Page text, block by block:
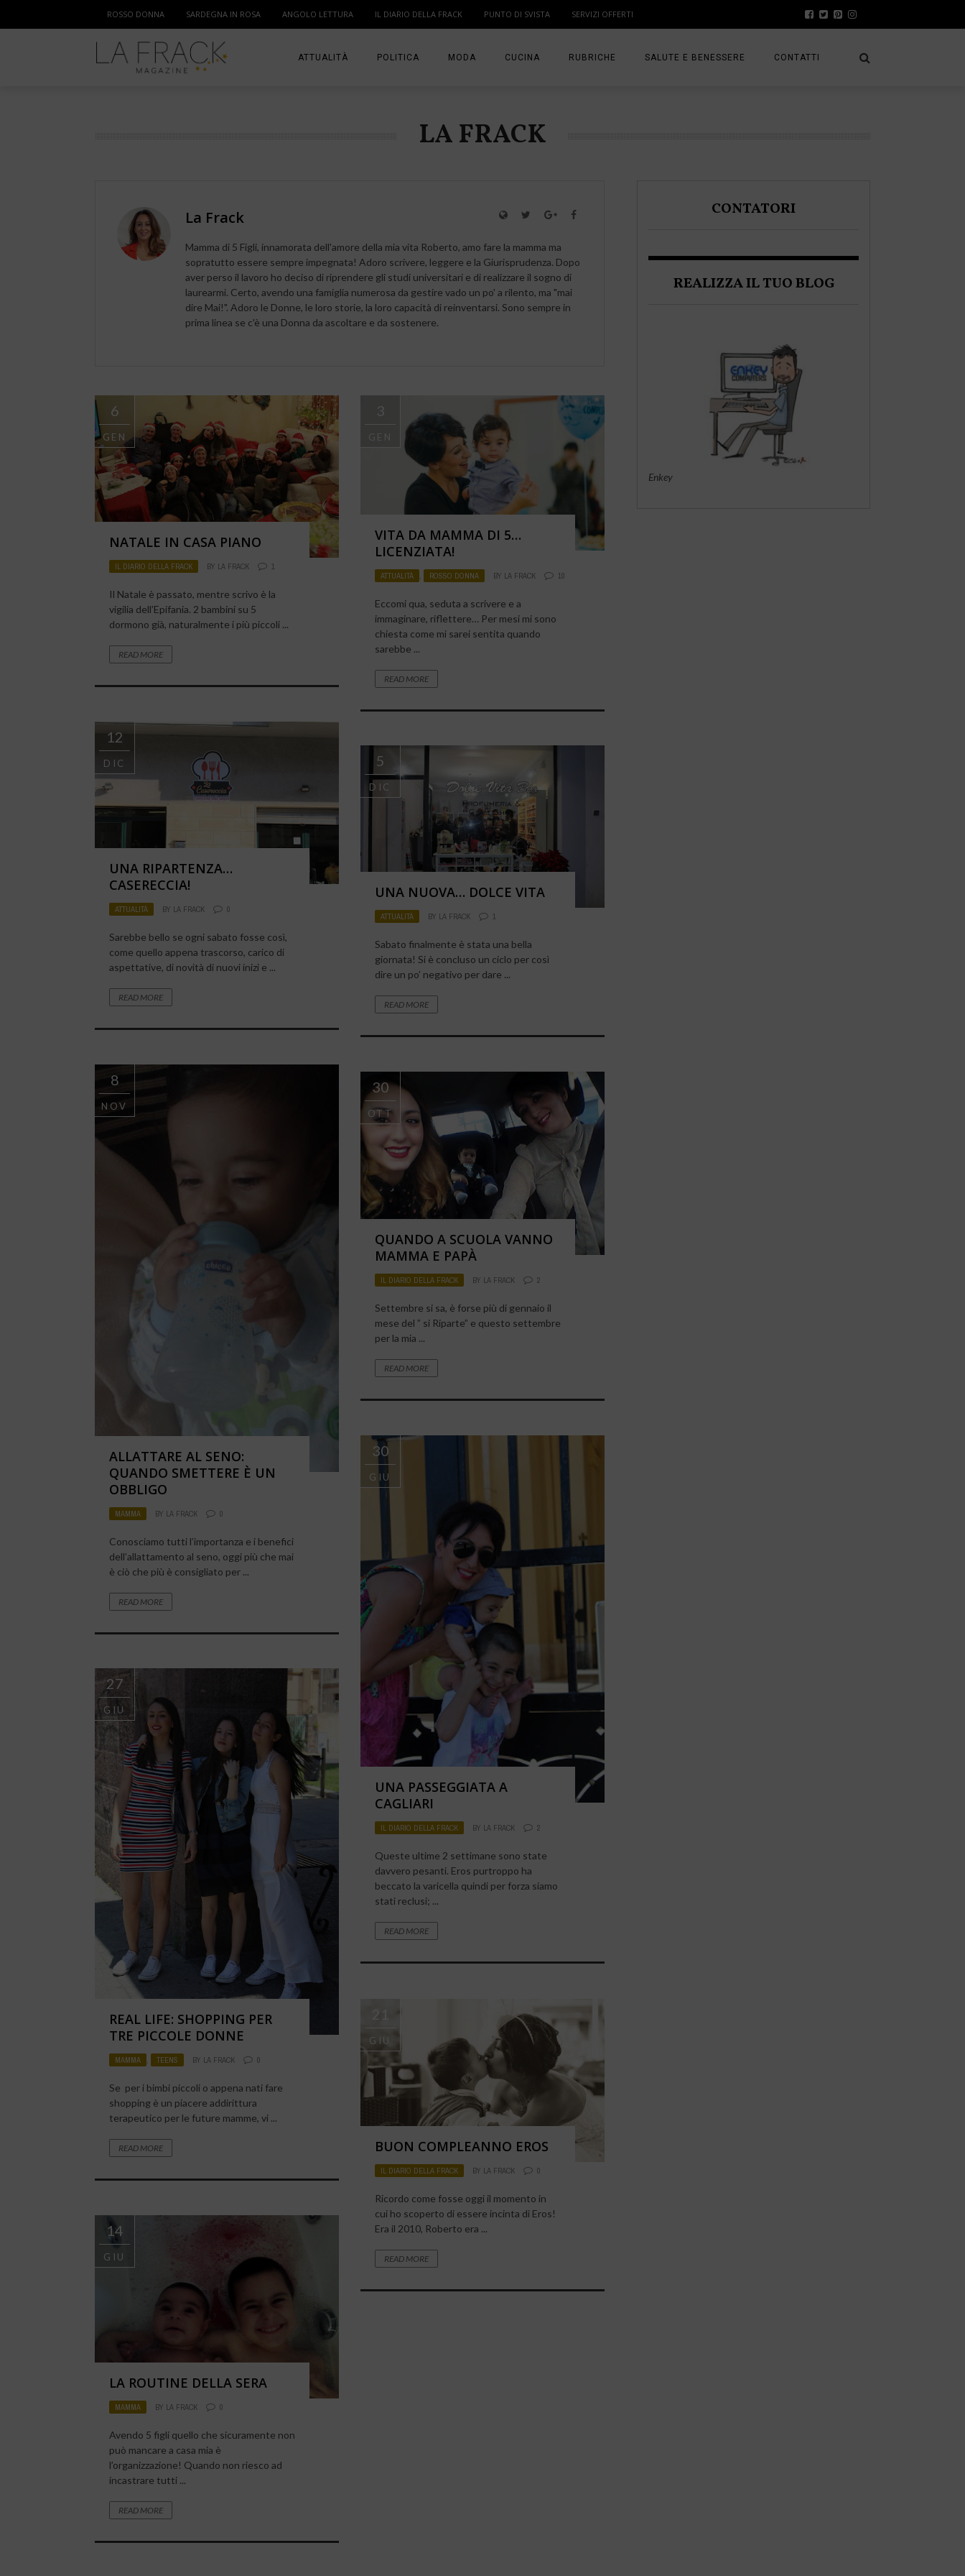
ROSSO DONNA SARDEGNA IN ROSA ANGOLO LETTURA IL DIARIO DELLA FRACK PUNTO DI SVISTA SERVIZI OFFERTI
ATTUALITÀ POLITICA MODA CUCINA RUBRICHE SALUTE E BENESSERE CONTATTI
LA FRACK
La Frack
Mamma di 5 Figli, innamorata dell'amore della mia vita Roberto, amo fare la mamma ma
sopratutto essere sempre impegnata! Adoro scrivere, leggere e la Giurisprudenza. Dopo
aver perso il lavoro ho deciso di riprendere gli studi universitari e di realizzare il sogno di
laurearmi. Certo, avendo una famiglia numerosa da gestire vado un po' a rilento, ma "mai
dire Mai!". Adoro le Donne, le loro storie, la loro capacità di reinventarsi. Sono sempre in
prima linea se c'è una Donna da ascoltare e da sostenere.
6
GEN
NATALE IN CASA PIANO
IL DIARIO DELLA FRACK BY LA FRACK 1
Il Natale è passato, mentre scrivo è la
vigilia dell’Epifania. 2 bambini su 5
dormono già, naturalmente i più piccoli ...
READ MORE
3
GEN
VITA DA MAMMA DI 5…
LICENZIATA!
ATTUALITÀ , ROSSO DONNA BY LA FRACK 10
Eccomi qua, seduta a scrivere e a
immaginare, riflettere… Per mesi mi sono
chiesta come mi sarei sentita quando
sarebbe ...
READ MORE
12
DIC
UNA RIPARTENZA…
CASERECCIA!
ATTUALITÀ BY LA FRACK 0
Sarebbe bello se ogni sabato fosse così,
come quello appena trascorso, carico di
aspettative, di novità di nuovi inizi e ...
READ MORE
5
DIC
UNA NUOVA… DOLCE VITA
ATTUALITÀ BY LA FRACK 1
Sabato finalmente è stata una bella
giornata! Si è concluso un ciclo per così
dire un po’ negativo per dare ...
READ MORE
8
NOV
ALLATTARE AL SENO:
QUANDO SMETTERE È UN
OBBLIGO
MAMMA BY LA FRACK 0
Conosciamo tutti l’importanza e i benefici
dell’allattamento al seno, oggi più che mai
è ciò che più è consigliato per ...
READ MORE
30
OTT
QUANDO A SCUOLA VANNO
MAMMA E PAPÀ
IL DIARIO DELLA FRACK BY LA FRACK 2
Settembre si sa, è forse più di gennaio il
mese del ” si Riparte” e questo settembre
per la mia ...
READ MORE
30
GIU
UNA PASSEGGIATA A
CAGLIARI
IL DIARIO DELLA FRACK BY LA FRACK 2
Queste ultime 2 settimane sono state
davvero pesanti. Eros purtroppo ha
beccato la varicella quindi per forza siamo
stati reclusi; ...
READ MORE
27
GIU
REAL LIFE: SHOPPING PER
TRE PICCOLE DONNE
MAMMA TEENS BY LA FRACK 0
Se per i bimbi piccoli o appena nati fare
shopping è un piacere addirittura
terapeutico per le future mamme, vi ...
READ MORE
21
GIU
BUON COMPLEANNO EROS
IL DIARIO DELLA FRACK BY LA FRACK 0
Ricordo come fosse oggi il momento in
cui ho scoperto di essere incinta di Eros!
Era il 2010, Roberto era ...
READ MORE
14
GIU
LA ROUTINE DELLA SERA
MAMMA BY LA FRACK 0
Avendo 5 figli quello che sicuramente non
può mancare a casa mia è
l’organizzazione! Quando non riesco ad
incastrare tutti ...
READ MORE
CONTATORI
REALIZZA IL TUO BLOG
Enkey